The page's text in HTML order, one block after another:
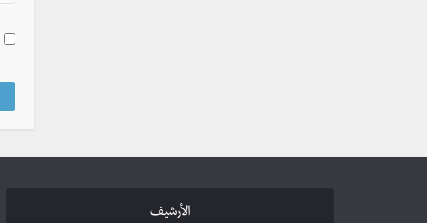
الأرشيف